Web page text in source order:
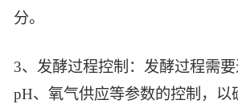
分。
3、发酵过程控制：发酵过程需要
pH、氧气供应等参数的控制，以